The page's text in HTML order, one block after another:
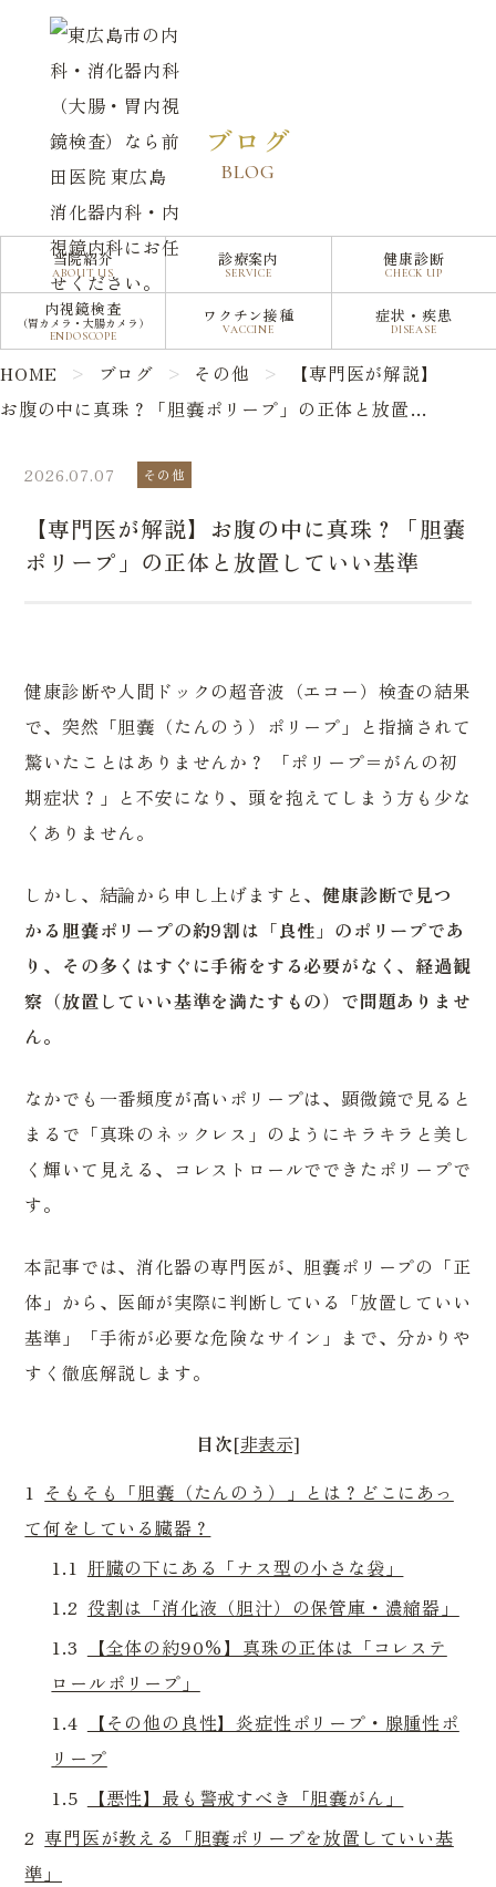
【専門医が解説】お腹の中に真珠？「胆嚢ポリープ」の正体と放置していい基準
当院紹介
ABOUT US
診療案内
SERVICE
健康診断
CHECK UP
内視鏡検査
（胃カメラ・大腸カメラ）
ENDOSCOPE
ワクチン接種
VACCINE
症状・疾患
DISEASE
ブログ
BLOG
HOME ブログ その他
【専門医が解説】
お腹の中に真珠？「胆嚢ポリープ」の正体と放置して
2026.07.07 その他
【専門医が解説】お腹の中に真珠？「胆嚢
ポリープ」の正体と放置していい基準
健康診断や人間ドックの超音波（エコー）検査の結果
で、突然「胆嚢（たんのう）ポリープ」と指摘されて
驚いたことはありませんか？ 「ポリープ＝がんの初
期症状？」と不安になり、頭を抱えてしまう方も少な
くありません。
しかし、結論から申し上げますと、健康診断で見つ
かる胆嚢ポリープの約9割は「良性」のポリープであ
り、その多くはすぐに手術をする必要がなく、経過観
察（放置していい基準を満たすもの）で問題ありませ
ん。
なかでも一番頻度が高いポリープは、顕微鏡で見ると
まるで「真珠のネックレス」のようにキラキラと美し
く輝いて見える、コレストロールでできたポリープで
す。
本記事では、消化器の専門医が、胆嚢ポリープの「正
体」から、医師が実際に判断している「放置していい
基準」「手術が必要な危険なサイン」まで、分かりや
すく徹底解説します。
目次[非表示]
1 そもそも「胆嚢（たんのう）」とは？どこにあっ
て何をしている臓器？
1.1 肝臓の下にある「ナス型の小さな袋」
1.2 役割は「消化液（胆汁）の保管庫・濃縮器」
1.3
【全体の約90%】真珠の正体は「コレステ
ロールポリープ」
1.4
【その他の良性】炎症性ポリープ・腺腫性ポ
リープ
1.5
【悪性】最も警戒すべき「胆嚢がん」
2 専門医が教える「胆嚢ポリープを放置していい基
準」